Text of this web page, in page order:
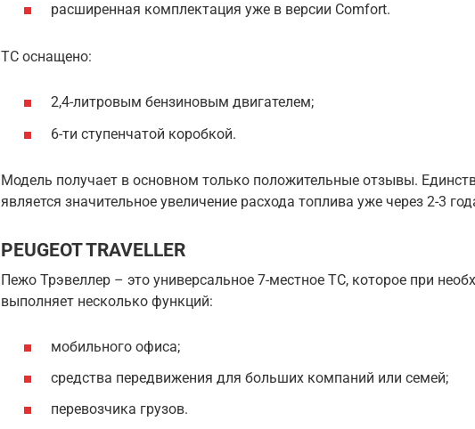
расширенная комплектация уже в версии Comfort.
ТС оснащено:
2,4-литровым бензиновым двигателем;
6-ти ступенчатой коробкой.
Модель получает в основном только положительные отзывы.
является значительное увеличение расхода топлива уже через 2-3
PEUGEOT TRAVELLER
Пежо Трэвеллер – это универсальное 7-местное ТС, которое при
выполняет несколько функций:
мобильного офиса;
средства передвижения для больших компаний или семей;
перевозчика грузов.